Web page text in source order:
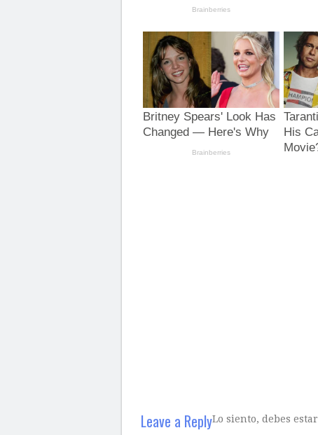
Leave a ReplyLo siento, debes estar